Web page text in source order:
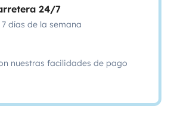
24/7
días de la semana
nuestras facilidades de pago